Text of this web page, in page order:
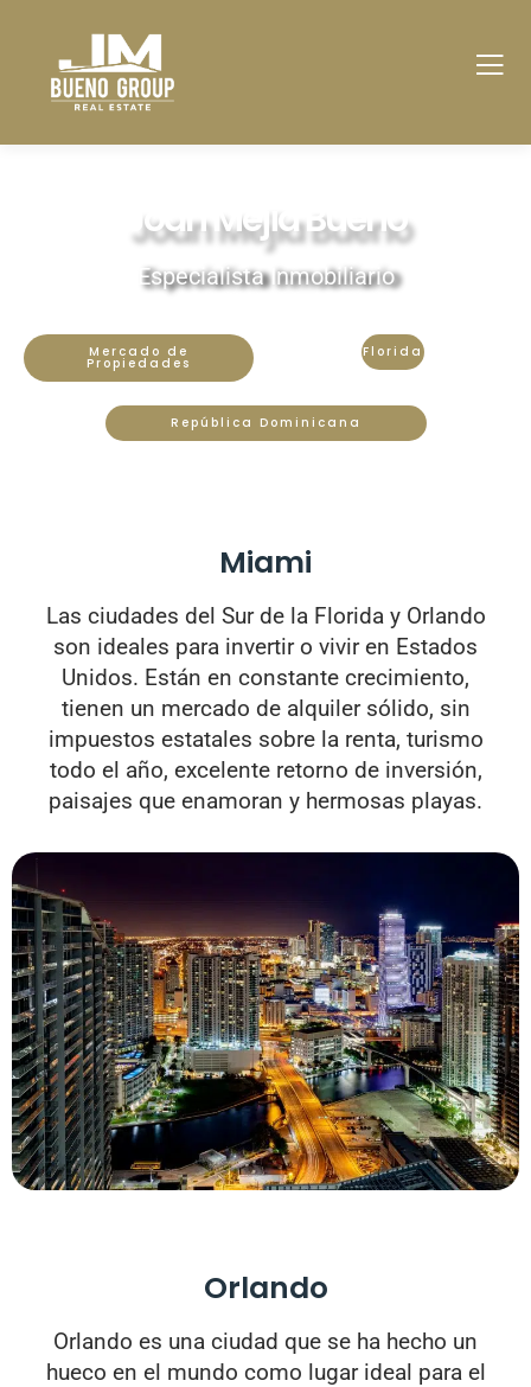
Joan Mejia Bueno
Especialista Inmobiliario
Mercado de
Propiedades
Florida
República Dominicana
Miami
Las ciudades del Sur de la Florida y Orlando
son ideales para invertir o vivir en Estados
Unidos. Están en constante crecimiento,
tienen un mercado de alquiler sólido, sin
impuestos estatales sobre la renta, turismo
todo el año, excelente retorno de inversión,
paisajes que enamoran y hermosas playas.
Orlando
Orlando es una ciudad que se ha hecho un
hueco en el mundo como lugar ideal para el